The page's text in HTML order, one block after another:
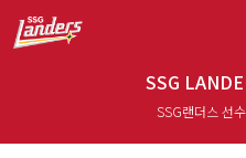
SSG
SSG랜더스 선